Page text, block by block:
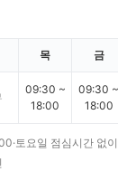
목 금
09:30 ~
18:00
09:30 ~
18:00
토요일 점심시간 없